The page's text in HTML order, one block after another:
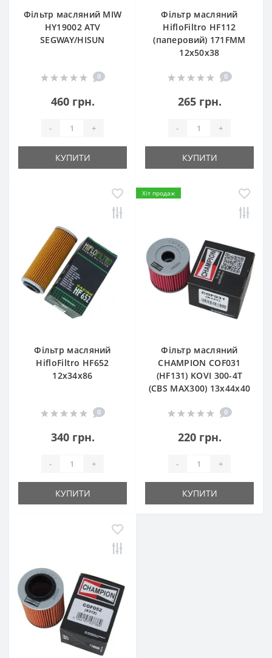
Фільтр масляний MIW
HY19002 ATV
SEGWAY/HISUN
0
460 грн.
- +
КУПИТИ
Фільтр масляний
HifloFiltro HF112
(паперовий) 171FMM
12х50х38
0
265 грн.
- +
КУПИТИ
Фільтр масляний
HifloFiltro HF652
12х34х86
0
340 грн.
- +
КУПИТИ
Хіт продаж
Фільтр масляний
CHAMPION COF031
(HF131) KOVI 300-4Т
(CBS MAX300) 13х44х40
0
220 грн.
- +
КУПИТИ